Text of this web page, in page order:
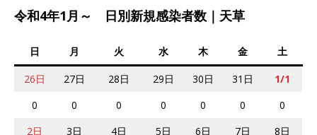
令和4年1月～ 日別新規感染者数｜天草
日 月 火 水 木 金 土
26日 27日 28日 29日 30日 31日
1/1
0
0 0 0 0 0
0
2日
3日 4日 5日 6日 7日 8日